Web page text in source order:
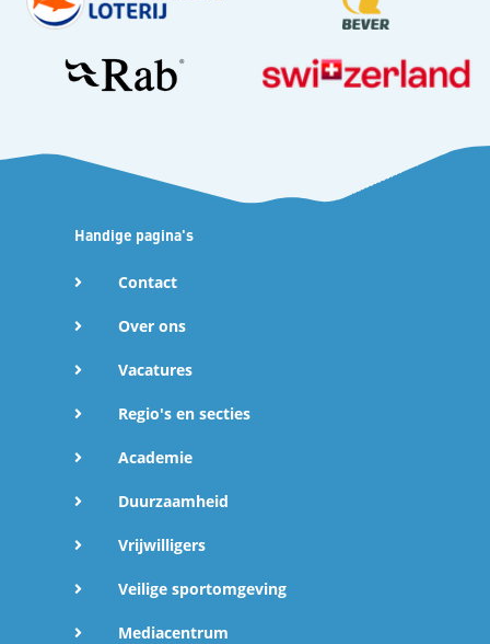
Handige pagina's
Contact
Over ons
Vacatures
Regio's en secties
Academie
Duurzaamheid
Vrijwilligers
Veilige sportomgeving
Mediacentrum